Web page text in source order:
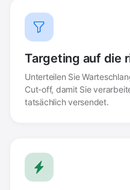
Targeting auf die
Unterteilen Sie
Cut-off, damit Sie
tatsächlich versendet.